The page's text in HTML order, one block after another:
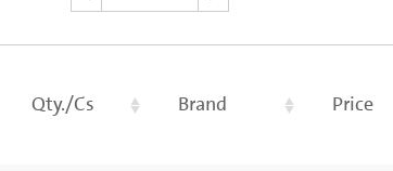
Qty./Cs Brand Price